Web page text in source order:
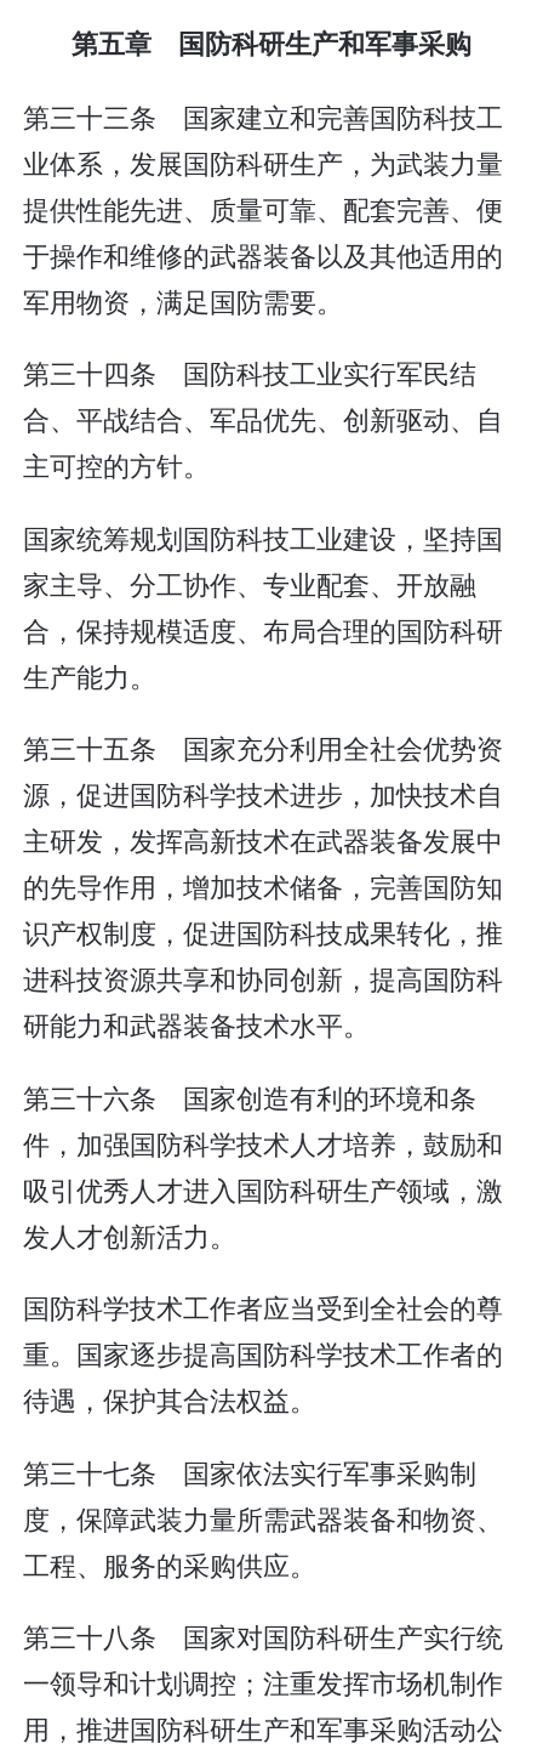
第五章 国防科研生产和军事采购
第三十三条 国家建立和完善国防科技工
业体系，发展国防科研生产，为武装力量
提供性能先进、质量可靠、配套完善、便
于操作和维修的武器装备以及其他适用的
军用物资，满足国防需要。
第三十四条 国防科技工业实行军民结
合、平战结合、军品优先、创新驱动、自
主可控的方针。
国家统筹规划国防科技工业建设，坚持国
家主导、分工协作、专业配套、开放融
合，保持规模适度、布局合理的国防科研
生产能力。
第三十五条 国家充分利用全社会优势资
源，促进国防科学技术进步，加快技术自
主研发，发挥高新技术在武器装备发展中
的先导作用，增加技术储备，完善国防知
识产权制度，促进国防科技成果转化，推
进科技资源共享和协同创新，提高国防科
研能力和武器装备技术水平。
第三十六条 国家创造有利的环境和条
件，加强国防科学技术人才培养，鼓励和
吸引优秀人才进入国防科研生产领域，激
发人才创新活力。
国防科学技术工作者应当受到全社会的尊
重。国家逐步提高国防科学技术工作者的
待遇，保护其合法权益。
第三十七条 国家依法实行军事采购制
度，保障武装力量所需武器装备和物资、
工程、服务的采购供应。
第三十八条 国家对国防科研生产实行统
一领导和计划调控；注重发挥市场机制作
用，推进国防科研生产和军事采购活动公